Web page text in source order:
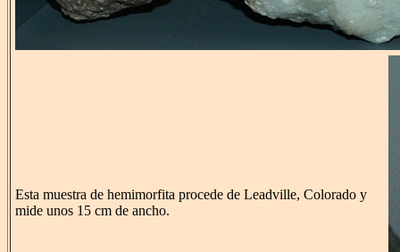
Esta muestra de hemimorfita procede de Leadville, Colorado y
mide unos 15 cm de ancho.